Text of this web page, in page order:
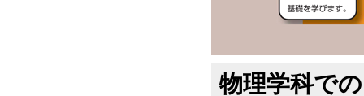
物理学科で